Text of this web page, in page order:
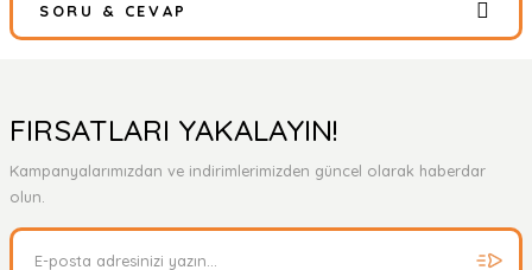
Bu ürüne ilk yorumu siz yapın!
SORU & CEVAP
Ürün hakkında henüz soru sorulmamış.
FIRSATLARI YAKALAYIN!
Kampanyalarımızdan ve indirimlerimizden güncel olarak haberdar
olun.